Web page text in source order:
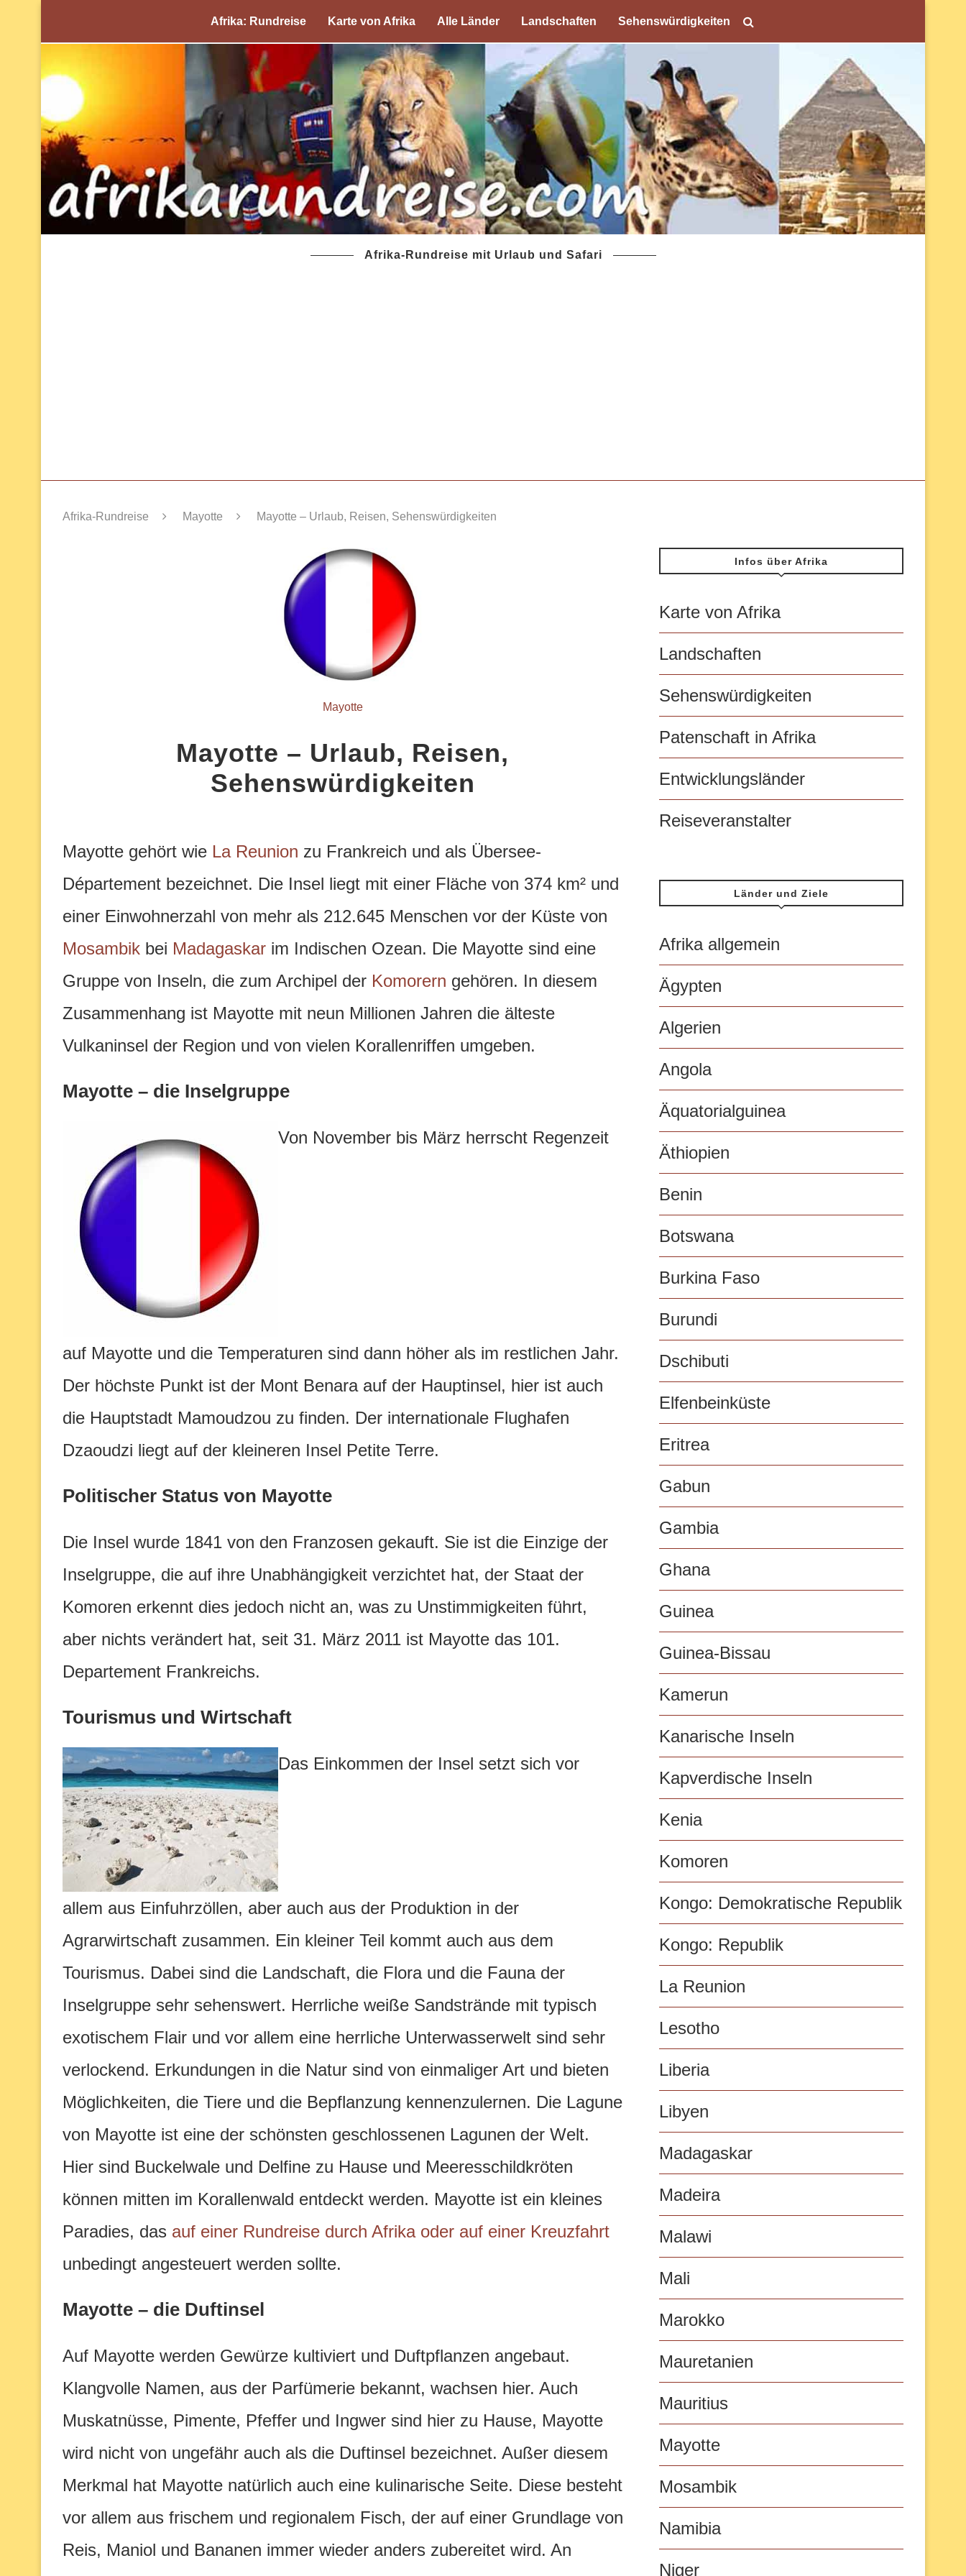
Afrika: Rundreise Karte von Afrika Alle Länder Landschaften Sehenswürdigkeiten
Afrika-Rundreise mit Urlaub und Safari
Afrika-Rundreise Mayotte Mayotte – Urlaub, Reisen, Sehenswürdigkeiten
Mayotte
Mayotte – Urlaub, Reisen,
Sehenswürdigkeiten
Mayotte gehört wie La Reunion zu Frankreich und als Übersee-
Département bezeichnet. Die Insel liegt mit einer Fläche von 374 km² und
einer Einwohnerzahl von mehr als 212.645 Menschen vor der Küste von
Mosambik bei Madagaskar im Indischen Ozean. Die Mayotte sind eine
Gruppe von Inseln, die zum Archipel der Komorern gehören. In diesem
Zusammenhang ist Mayotte mit neun Millionen Jahren die älteste
Vulkaninsel der Region und von vielen Korallenriffen umgeben.
Mayotte – die Inselgruppe
Von November bis März herrscht Regenzeit
auf Mayotte und die Temperaturen sind dann höher als im restlichen Jahr.
Der höchste Punkt ist der Mont Benara auf der Hauptinsel, hier ist auch
die Hauptstadt Mamoudzou zu finden. Der internationale Flughafen
Dzaoudzi liegt auf der kleineren Insel Petite Terre.
Politischer Status von Mayotte
Die Insel wurde 1841 von den Franzosen gekauft. Sie ist die Einzige der
Inselgruppe, die auf ihre Unabhängigkeit verzichtet hat, der Staat der
Komoren erkennt dies jedoch nicht an, was zu Unstimmigkeiten führt,
aber nichts verändert hat, seit 31. März 2011 ist Mayotte das 101.
Departement Frankreichs.
Tourismus und Wirtschaft
Das Einkommen der Insel setzt sich vor
allem aus Einfuhrzöllen, aber auch aus der Produktion in der
Agrarwirtschaft zusammen. Ein kleiner Teil kommt auch aus dem
Tourismus. Dabei sind die Landschaft, die Flora und die Fauna der
Inselgruppe sehr sehenswert. Herrliche weiße Sandstrände mit typisch
exotischem Flair und vor allem eine herrliche Unterwasserwelt sind sehr
verlockend. Erkundungen in die Natur sind von einmaliger Art und bieten
Möglichkeiten, die Tiere und die Bepflanzung kennenzulernen. Die Lagune
von Mayotte ist eine der schönsten geschlossenen Lagunen der Welt.
Hier sind Buckelwale und Delfine zu Hause und Meeresschildkröten
können mitten im Korallenwald entdeckt werden. Mayotte ist ein kleines
Paradies, das auf einer Rundreise durch Afrika oder auf einer Kreuzfahrt
unbedingt angesteuert werden sollte.
Mayotte – die Duftinsel
Auf Mayotte werden Gewürze kultiviert und Duftpflanzen angebaut.
Klangvolle Namen, aus der Parfümerie bekannt, wachsen hier. Auch
Muskatnüsse, Pimente, Pfeffer und Ingwer sind hier zu Hause, Mayotte
wird nicht von ungefähr auch als die Duftinsel bezeichnet. Außer diesem
Merkmal hat Mayotte natürlich auch eine kulinarische Seite. Diese besteht
vor allem aus frischem und regionalem Fisch, der auf einer Grundlage von
Reis, Maniol und Bananen immer wieder anders zubereitet wird. An
Infos über Afrika
Karte von Afrika
Landschaften
Sehenswürdigkeiten
Patenschaft in Afrika
Entwicklungsländer
Reiseveranstalter
Länder und Ziele
Afrika allgemein
Ägypten
Algerien
Angola
Äquatorialguinea
Äthiopien
Benin
Botswana
Burkina Faso
Burundi
Dschibuti
Elfenbeinküste
Eritrea
Gabun
Gambia
Ghana
Guinea
Guinea-Bissau
Kamerun
Kanarische Inseln
Kapverdische Inseln
Kenia
Komoren
Kongo: Demokratische Republik
Kongo: Republik
La Reunion
Lesotho
Liberia
Libyen
Madagaskar
Madeira
Malawi
Mali
Marokko
Mauretanien
Mauritius
Mayotte
Mosambik
Namibia
Niger